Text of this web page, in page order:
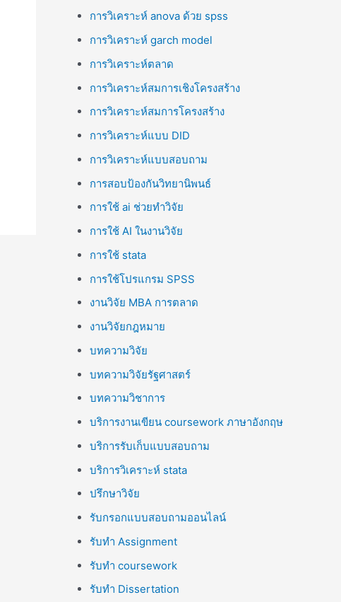
การวิเคราะห์ anova ด้วย spss
การวิเคราะห์ garch model
การวิเคราะห์ตลาด
การวิเคราะห์สมการเชิงโครงสร้าง
การวิเคราะห์สมการโครงสร้าง
การวิเคราะห์แบบ DID
การวิเคราะห์แบบสอบถาม
การสอบป้องกันวิทยานิพนธ์
การใช้ ai ช่วยทำวิจัย
การใช้ AI ในงานวิจัย
การใช้ stata
การใช้โปรแกรม SPSS
งานวิจัย MBA การตลาด
งานวิจัยกฎหมาย
บทความวิจัย
บทความวิจัยรัฐศาสตร์
บทความวิชาการ
บริการงานเขียน coursework ภาษาอังกฤษ
บริการรับเก็บแบบสอบถาม
บริการวิเคราะห์ stata
ปรึกษาวิจัย
รับกรอกแบบสอบถามออนไลน์
รับทำ Assignment
รับทำ coursework
รับทำ Dissertation